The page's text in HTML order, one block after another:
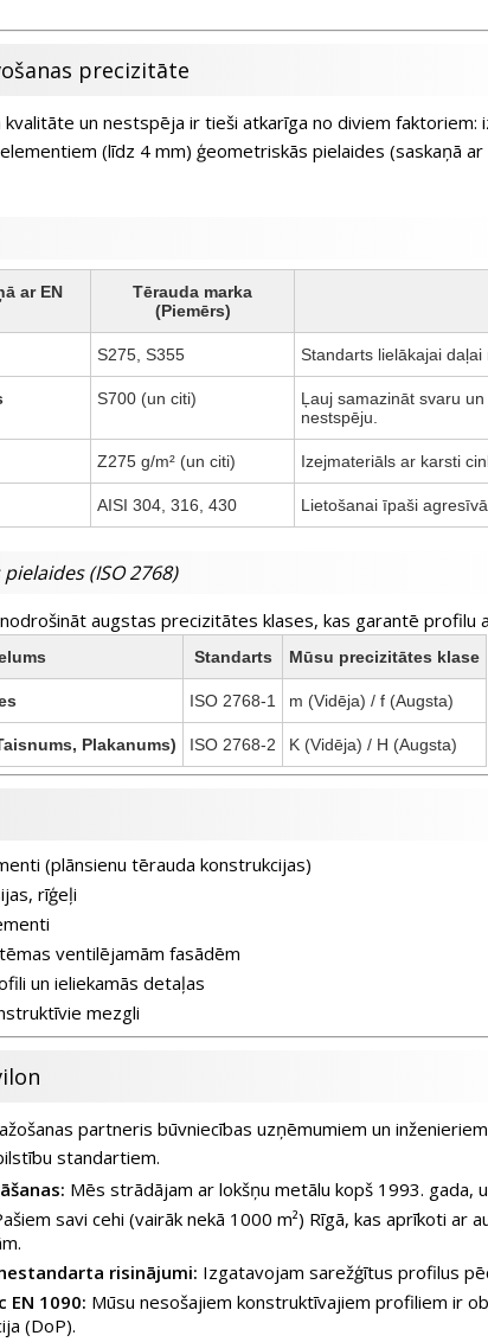
precizitāte
un nestspēja ir tieši atkarīga no diviem faktoriem:
(līdz 4 mm) ģeometriskās pielaides (saskaņā
ar EN
Tērauda marka
(Piemērs)
S275, S355 Standarts lielākajai daļai
S700 (un citi)
Ļauj samazināt svaru
nestspēju.
Z275 g/m² (un citi) Izejmateriāls ar karsti
AISI 304, 316, 430 Lietošanai īpaši
(ISO 2768)
augstas precizitātes klases, kas garantē profilu
Standarts Mūsu precizitātes klase
ISO 2768-1 m (Vidēja) / f (Augsta)
Plakanums) ISO 2768-2 K (Vidēja) / H (Augsta)
(plānsienu tērauda konstrukcijas)
rīģeļi
ventilējamām fasādēm
un ieliekamās detaļas
mezgli
partneris būvniecības uzņēmumiem un
standartiem.
Mēs strādājam ar lokšņu metālu kopš 1993. gada,
savi cehi (vairāk nekā 1000 m²) Rīgā, kas aprīkoti ar
risinājumi: Izgatavojam sarežģītus profilus
EN 1090: Mūsu nesošajiem konstruktīvajiem profiliem ir
(DoP).